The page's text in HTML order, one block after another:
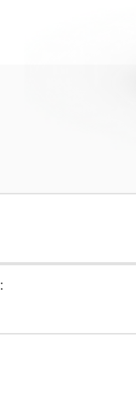
: